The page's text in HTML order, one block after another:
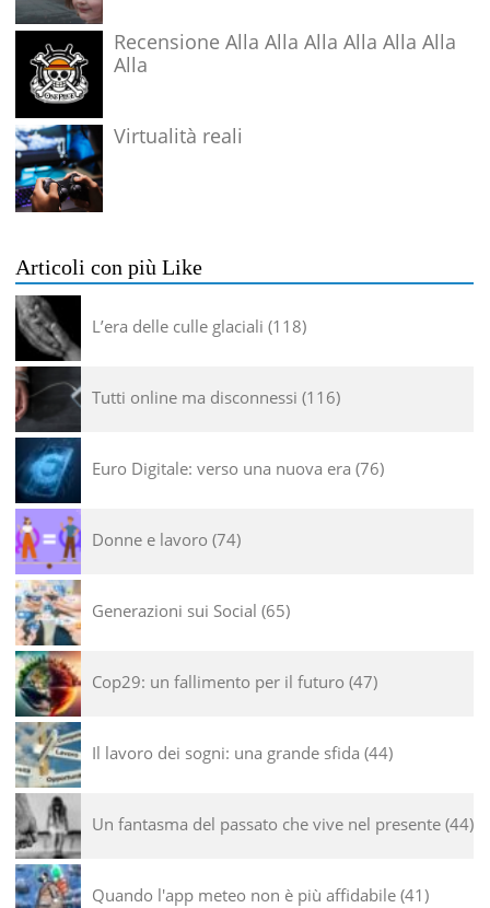
Recensione Alla Alla Alla Alla Alla Alla
Alla
Virtualità reali
Articoli con più Like
L’era delle culle glaciali 118
Tutti online ma disconnessi 116
Euro Digitale: verso una nuova era 76
Donne e lavoro 74
Generazioni sui Social 65
Cop29: un fallimento per il futuro 47
Il lavoro dei sogni: una grande sfida 44
Un fantasma del passato che vive nel presente 44
Quando l'app meteo non è più affidabile 41